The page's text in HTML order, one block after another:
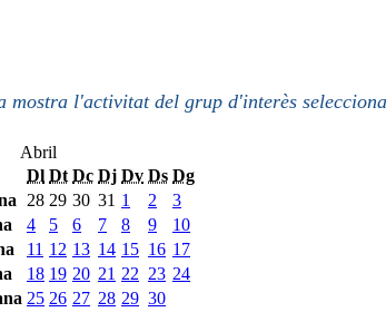
mostra l'activitat del grup d'interès
Abril
Dl Dt Dc Dj Dv Ds Dg
28 29 30 31 1 2
3
4 5 6 7 8 9
10
11 12 13 14 15 16 17
18 19 20 21 22 23 24
25 26 27 28 29 30